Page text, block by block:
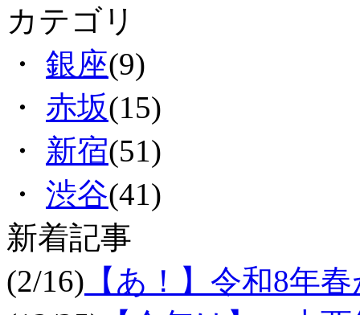
カテゴリ
・ 銀座(9)
・ 赤坂(15)
・ 新宿(51)
・ 渋谷(41)
新着記事
(2/16) 【あ！】令和8年